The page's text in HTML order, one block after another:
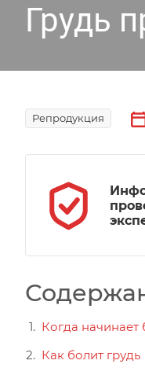
Грудь
Репродукция
Когда начинает
Как болит грудь